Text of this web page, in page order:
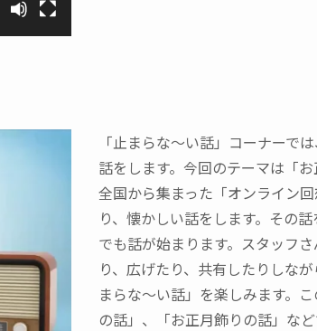
「止まらな〜い話」コーナーで
話をします。今回のテーマは「お
全国から集まった「オンライン
り、懐かしい話をします。その
でも話が始まります。スタッフ
り、広げたり、共有したりしな
まらな〜い話」を楽しみます。
の話」、「お正月飾りの話」な